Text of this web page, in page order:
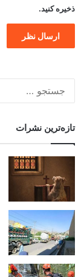
ذخیره کنید.
تازه‌ترین نشرات